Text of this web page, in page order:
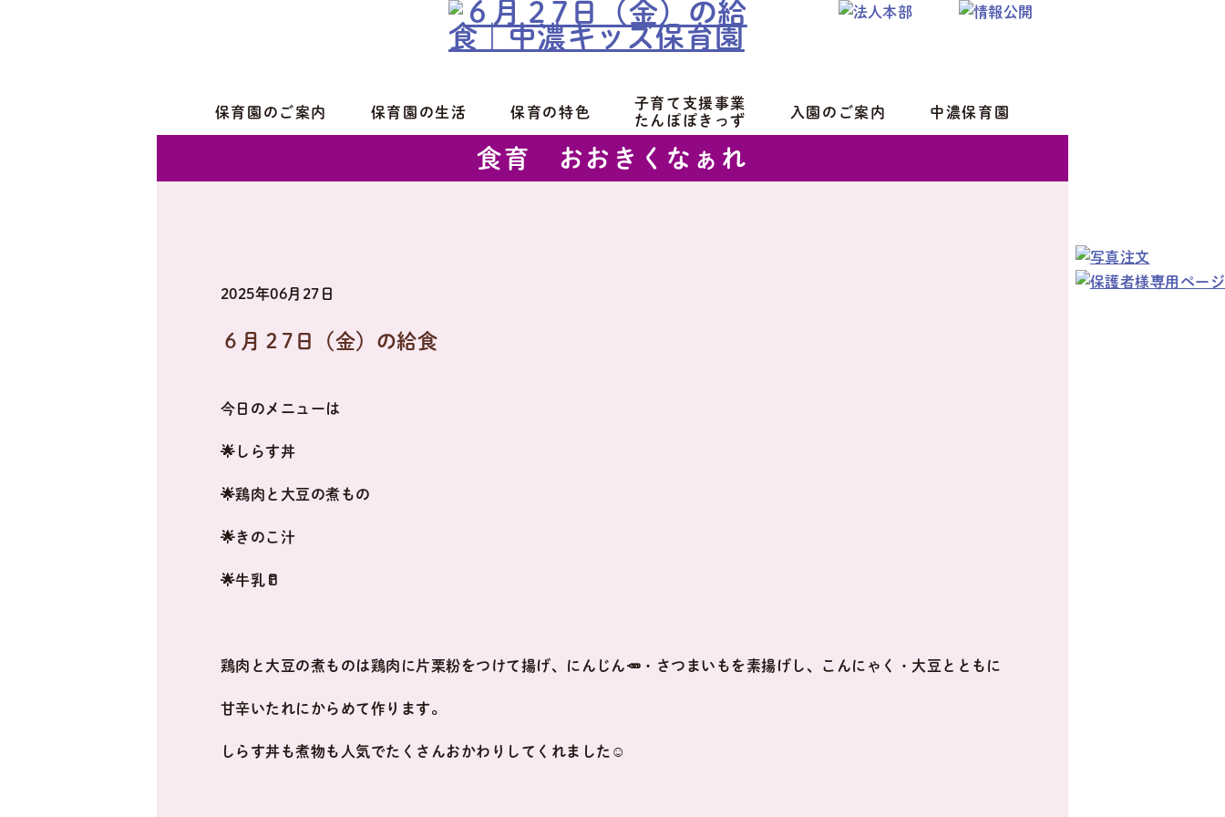
保育園のご案内 保育園の生活 保育の特色
子育て支援事業
たんぽぽきっず
入園のご案内 中濃保育園
食育 おおきくなぁれ
2025年06月27日
６月２7日（金）の給食
今日のメニューは
🌟しらす丼
🌟鶏肉と大豆の煮もの
🌟きのこ汁
🌟牛乳🥛
鶏肉と大豆の煮ものは鶏肉に片栗粉をつけて揚げ、にんじん🥕・さつまいもを素揚げし、こんにゃく・大豆とともに
甘辛いたれにからめて作ります。
しらす丼も煮物も人気でたくさんおかわりしてくれました☺